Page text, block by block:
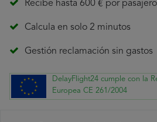
Recibe hasta 600 € por pasajero
Calcula en solo 2 minutos
Gestión reclamación sin gastos
DelayFlight24 cumple con la
Europea CE 261/2004